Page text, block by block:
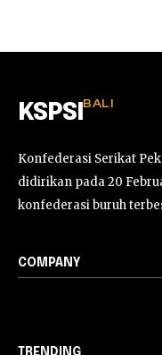
KSPSI BALI
Konfederasi Serikat
didirikan pada 20
konfederasi buruh
COMPANY
TRENDING